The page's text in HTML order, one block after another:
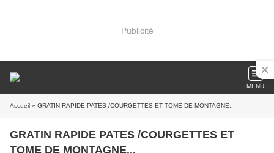
Publicité
MENU
Accueil » GRATIN RAPIDE PATES /COURGETTES ET TOME DE MONTAGNE...
GRATIN RAPIDE PATES /COURGETTES ET
TOME DE MONTAGNE...